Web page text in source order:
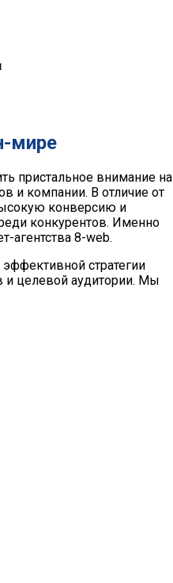
мире
пристальное внимание на
и компании. В отличие от
конверсию и
конкурентов. Именно
агентства 8-web.
стратегии
и целевой аудитории. Мы